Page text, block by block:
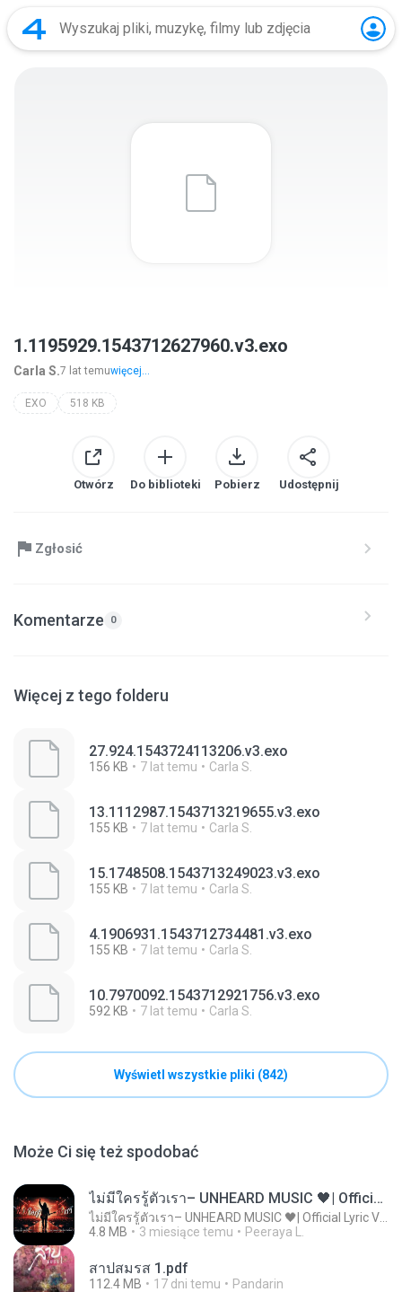
1.1195929.1543712627960.v3.exo
Carla S.7 lat temuwięcej...
EXO 518 KB
Otwórz Do biblioteki Pobierz Udostępnij
Zgłosić
Komentarze 0
Więcej z tego folderu
27.924.1543724113206.v3.exo
156 KB 7 lat temu Carla S.
13.1112987.1543713219655.v3.exo
155 KB 7 lat temu Carla S.
15.1748508.1543713249023.v3.exo
155 KB 7 lat temu Carla S.
4.1906931.1543712734481.v3.exo
155 KB 7 lat temu Carla S.
10.7970092.1543712921756.v3.exo
592 KB 7 lat temu Carla S.
Wyświetl wszystkie pliki (842)
Może Ci się też spodobać
ไม่มีใครรู้ตัวเรา– UNHEARD MUSIC 🖤| Official Lyric Video | เพลงสู้ชีวิต
4.8 MB
3 miesiące temu Peeraya L.
สาปสมรส 1.pdf
112.4 MB 17 dni temu Pandarin